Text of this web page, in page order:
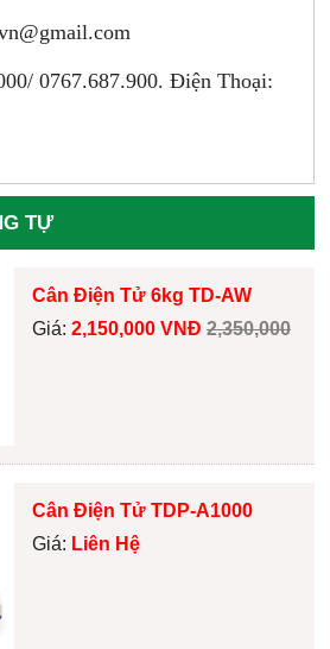
0767.687.900. Điện Thoại:
TỰ
Cân Điện Tử 6kg TD-AW
Giá: 2,150,000 VNĐ 2,350,000
Cân Điện Tử TDP-A1000
Giá: Liên Hệ